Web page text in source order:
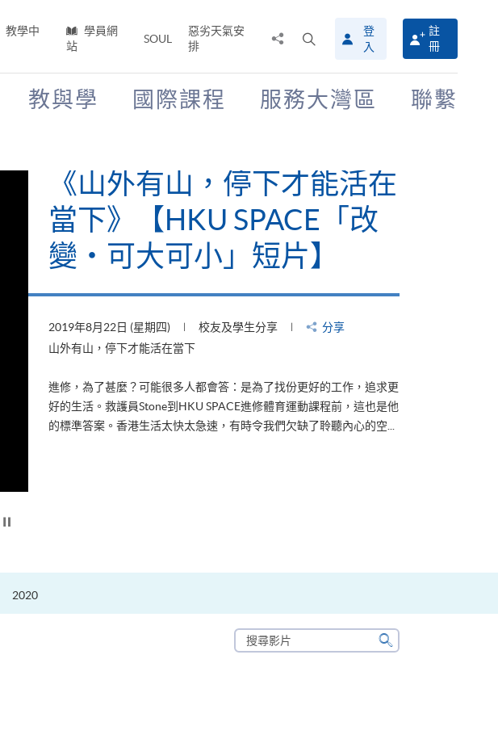
教學中
學員網
站
SOUL
惡劣天氣安
排
搜
尋
介
登
入
註
冊
教與學 國際課程 服務大灣區 聯繫
《山外有山，停下才能活在
當下》【HKU SPACE「改
變‧可大可小」短片】
2019年8月22日 (星期四) 校友及學生分享
分享
山外有山，停下才能活在當下
進修，為了甚麼？可能很多人都會答：是為了找份更好的工作，追求更
好的生活。救護員Stone到HKU SPACE進修體育運動課程前，這也是他
的標準答案。香港生活太快太急速，有時令我們欠缺了聆聽內心的空...
2020
搜
尋
搜